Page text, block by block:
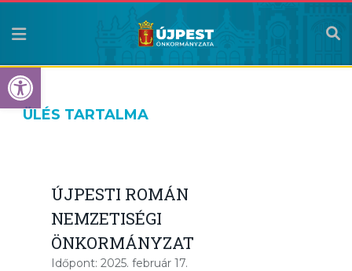
Eszköztár megnyitása
ÜLÉS TARTALMA
ÚJPESTI ROMÁN
NEMZETISÉGI
ÖNKORMÁNYZAT
Időpont: 2025. február 17.